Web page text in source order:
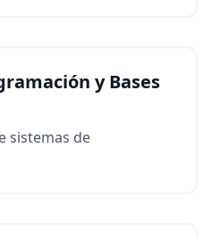
y Bases
sistemas de